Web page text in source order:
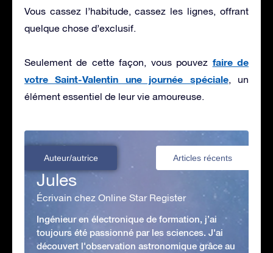
Vous cassez l’habitude, cassez les lignes, offrant
quelque chose d’exclusif.
Seulement de cette façon, vous pouvez faire de
votre Saint-Valentin une journée spéciale, un
élément essentiel de leur vie amoureuse.
Auteur/autrice Articles récents
Jules
Écrivain chez Online Star Register
Ingénieur en électronique de formation, j’ai
toujours été passionné par les sciences. J'ai
découvert l'observation astronomique grâce au